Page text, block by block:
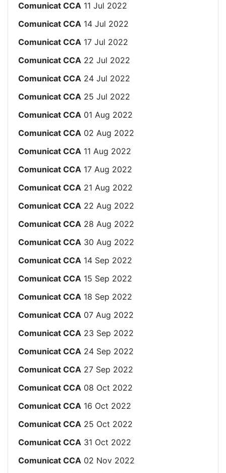
Comunicat CCA 11 Jul 2022
Comunicat CCA 14 Jul 2022
Comunicat CCA 17 Jul 2022
Comunicat CCA 22 Jul 2022
Comunicat CCA 24 Jul 2022
Comunicat CCA 25 Jul 2022
Comunicat CCA 01 Aug 2022
Comunicat CCA 02 Aug 2022
Comunicat CCA 11 Aug 2022
Comunicat CCA 17 Aug 2022
Comunicat CCA 21 Aug 2022
Comunicat CCA 22 Aug 2022
Comunicat CCA 28 Aug 2022
Comunicat CCA 30 Aug 2022
Comunicat CCA 14 Sep 2022
Comunicat CCA 15 Sep 2022
Comunicat CCA 18 Sep 2022
Comunicat CCA 07 Aug 2022
Comunicat CCA 23 Sep 2022
Comunicat CCA 24 Sep 2022
Comunicat CCA 27 Sep 2022
Comunicat CCA 08 Oct 2022
Comunicat CCA 16 Oct 2022
Comunicat CCA 25 Oct 2022
Comunicat CCA 31 Oct 2022
Comunicat CCA 02 Nov 2022